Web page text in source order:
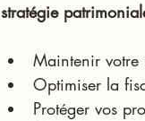
stratégie
Maintenir
Optimiser la
Protéger vos